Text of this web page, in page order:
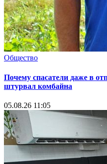
Общество
Почему спасатели даже в
штурвал комбайна
05.08.26 11:05